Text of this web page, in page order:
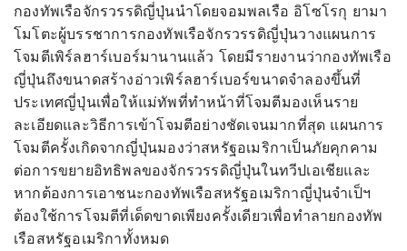
กองทัพเรือจักรวรรดิญี่ปุ่นนำโดยจอมพลเรือ อิโซโรกุ ยามา
โมโตะผู้บรรชาการกองทัพเรือจักรวรรดิญี่ปุ่นวางแผนการ
โจมตีเพิร์ลฮาร์เบอร์มานานแล้ว โดยมีรายงานว่ากองทัพเรือ
ญี่ปุ่นถึงขนาดสร้างอ่าวเพิร์ลฮาร์เบอร์ขนาดจำลองขึ้นที่
ประเทศญี่ปุ่นเพื่อให้แม่ทัพที่ทำหน้าที่โจมตีมองเห็นราย
ละเอียดและวิธีการเข้าโจมตีอย่างชัดเจนมากที่สุด แผนการ
โจมตีครั้งเกิดจากญี่ปุ่นมองว่าสหรัฐอเมริกาเป็นภัยคุกคาม
ต่อการขยายอิทธิพลของจักรวรรดิญี่ปุ่นในทวีปเอเชียและ
หากต้องการเอาชนะกองทัพเรือสหรัฐอเมริกาญี่ปุ่นจำเป็ฯ
ต้องใช้การโจมตีที่เด็ดขาดเพียงครั้งเดียวเพื่อทำลายกองทัพ
เรือสหรัฐอเมริกาทั้งหมด